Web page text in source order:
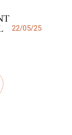
22/05/25